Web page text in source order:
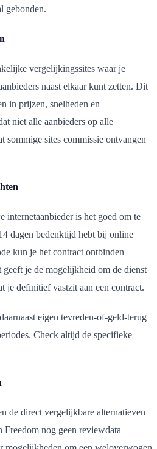
gebonden.
vergelijkingssites waar je
naast elkaar kunt zetten. Dit
in prijzen, snelheden en
niet alle aanbieders op alle
sommige sites commissie ontvangen
internetaanbieder is het goed om te
dagen bedenktijd hebt bij online
kun je het contract ontbinden
je de mogelijkheid om de dienst
je definitief vastzit aan een contract.
eigen tevreden-of-geld-terug
Check altijd de specifieke
de direct vergelijkbare alternatieven
nog geen reviewdata